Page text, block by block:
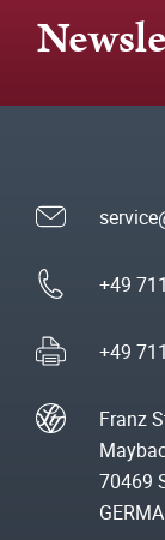
+49
+49
Franz
70469